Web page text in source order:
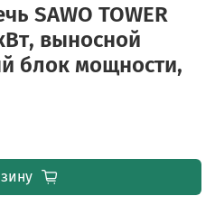
SAWO TOWER
выносной
блок мощности,